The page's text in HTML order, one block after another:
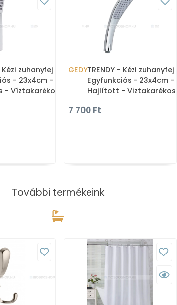
Kézi zuhanyfej -
- 23x4cm -
- Víztakarékos -
GEDYTRENDY - Kézi zuhanyfej -
Egyfunkciós - 23x4cm -
Hajlított - Víztakarékos -
7 700 Ft
További termékeink